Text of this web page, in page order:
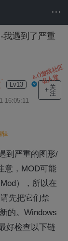
我遇到了严重
ō.Ó游戏社区
名人堂
Lv13
16:05:11
关
注
辑
到严重的图形/
意，MOD可能
），所以在
先把它们禁
的。Windows
好检查以下链